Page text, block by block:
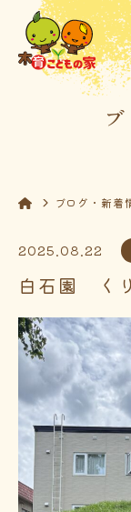
ブログ・新着
2025.08.22
白石園 く